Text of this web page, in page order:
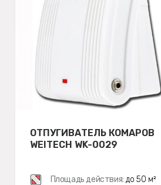
ОТПУГИВАТЕЛЬ КОМАРОВ
WEITECH WK-0029
Площадь действия: до 50 м²